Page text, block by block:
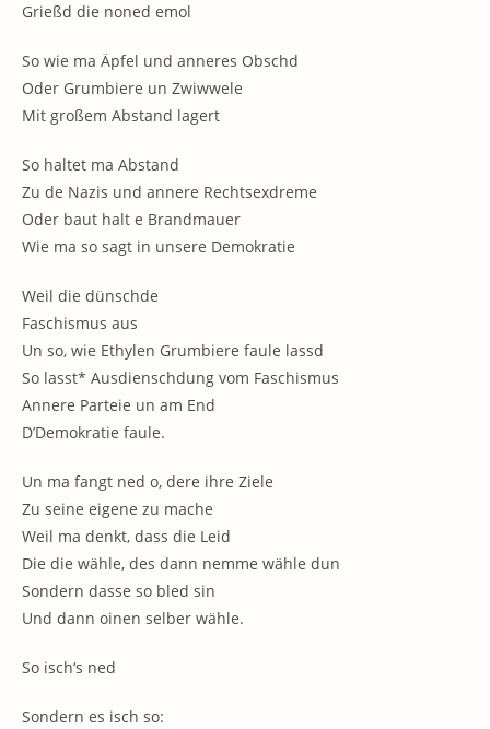
Grießd die noned emol
So wie ma Äpfel und anneres Obschd
Oder Grumbiere un Zwiwwele
Mit großem Abstand lagert
So haltet ma Abstand
Zu de Nazis und annere Rechtsexdreme
Oder baut halt e Brandmauer
Wie ma so sagt in unsere Demokratie
Weil die dünschde
Faschismus aus
Un so, wie Ethylen Grumbiere faule lassd
So lasst* Ausdienschdung vom Faschismus
Annere Parteie un am End
D’Demokratie faule.
Un ma fangt ned o, dere ihre Ziele
Zu seine eigene zu mache
Weil ma denkt, dass die Leid
Die die wähle, des dann nemme wähle dun
Sondern dasse so bled sin
Und dann oinen selber wähle.
So isch‘s ned
Sondern es isch so: